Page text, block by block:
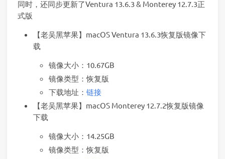
同时，还同步更新了Ventura 13.6.3 & Monterey 12.7.3正
式版
【老吴黑苹果】macOS Ventura 13.6.3恢复版镜像下
载
镜像大小：10.67GB
镜像类型：恢复版
下载地址： 链接
【老吴黑苹果】macOS Monterey 12.7.2恢复版镜像
下载
镜像大小：14.25GB
镜像类型：恢复版